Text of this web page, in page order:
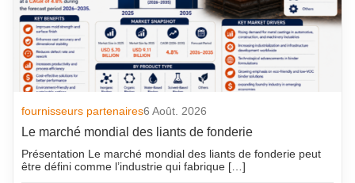
fournisseurs partenaires6 Août. 2026
Le marché mondial des liants de fonderie
Présentation Le marché mondial des liants de fonderie peut
être défini comme l’industrie qui fabrique […]